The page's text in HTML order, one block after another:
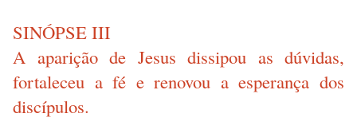
SINÓPSE III
A aparição de Jesus dissipou as dúvidas,
fortaleceu a fé e renovou a esperança dos
discípulos.